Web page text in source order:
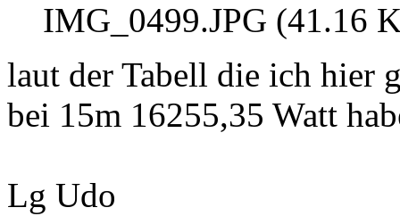
IMG_0499.JPG (41.16
laut der Tabell die ich hier
bei 15m 16255,35 Watt
Lg Udo